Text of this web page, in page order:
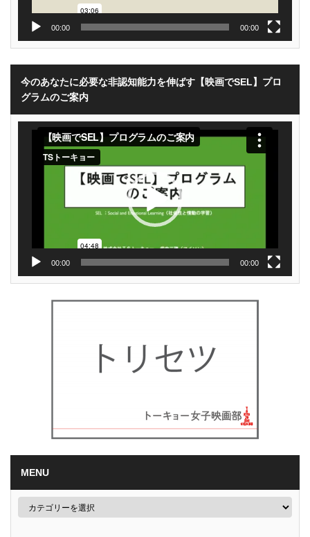
00:00 00:00
今のあなたに必要な非認知能力を伸ばす【映画でSEL】プロ
グラムのご案内
00:00 00:00
MENU